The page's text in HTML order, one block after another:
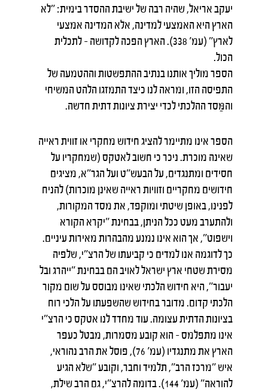
יעקב אריאל, שהיה רבה של ישיבת ההסדר בימית: "לא
הארץ היא האמצעי למדינה, אלא המדינה אמצעי
לארץ" (עמ' 338). הארץ הפכה לקדושה – לתכלית
הכול.
הספר מוליך אותנו בנתיב ההתפשטות וההטמעה של
התפיסה הזו, ומראה לנו כיצד התמזגו הלהט המשיחי
והמַּסד ההלכתי לכדי יצירת ציונות דתית חדשה.
הספר אינו מתיימר להציג חידוש מחקרי או זווית ראייה
שאינה מוכרת. ניכר כי חשוב לאטקס (שמחקריו על
חסידים ומתנגדים, על הבעש"ט ועל הגר"א, מציגים
חידושים מחקריים וזוויות ראייה שאינן מוכרות) להניח
לפנינו, באופן שיטתי ומוקפד, את מסד המקורות,
ולהתערב מעט ככל הניתן, בבחינת "יקרא הקורא
וישפוט", אך הוא אינו נמנע מהבהרות מאירות עיניים.
כך לדוגמה אנו למדים כי קביעתו של הרצ"י, שלפיה
מסירת שטחי ארץ ישראל לאויב הם בבחינת "ייהרג ובל
יעבור", היא חידוש הלכתי שאינו מבוסס על שום מקור
הלכתי קדום. מדובר בחידוש שהשפעתו על הלכי רוח
בציונות הדתית עצומה. עוד מחדד לנו אטקס כי הרצ"י
אינו מתפלמס – הוא קובע מסמרות, מבטל כעפר
הארץ את מתנגדיו (עמ' 76), פוסל את הרב נהוראי,
איש "מרכז הרב", תלמיד וחבר, וקובע "שלא הגיע
להוראה" (עמ' 144). בדומה להרצ"י, גם הרב שילת,